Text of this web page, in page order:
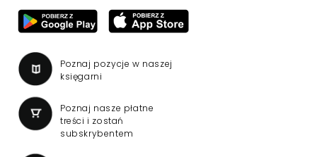
Poznaj pozycje w naszej
księgarni
Poznaj nasze płatne
treści i zostań
subskrybentem